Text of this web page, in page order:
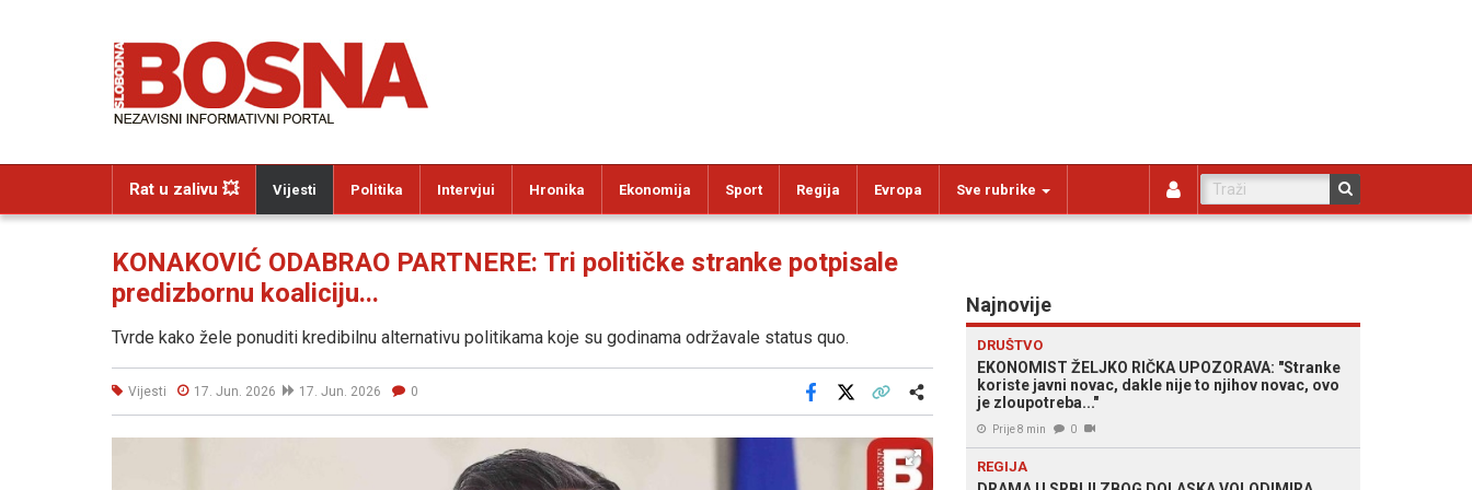
Rat u zalivu 💥 Vijesti Politika Intervjui Hronika Ekonomija Sport Regija Evropa Sve rubrike
KONAKOVIĆ ODABRAO PARTNERE: Tri političke stranke potpisale
predizbornu koaliciju...
Tvrde kako žele ponuditi kredibilnu alternativu politikama koje su godinama održavale status quo.
Vijesti 17. Jun. 2026 17. Jun. 2026 0
Facebook
Najnovije
DRUŠTVO
EKONOMIST ŽELJKO RIČKA UPOZORAVA: "Stranke
koriste javni novac, dakle nije to njihov novac, ovo
je zloupotreba..."
Prije 8 min 0
REGIJA